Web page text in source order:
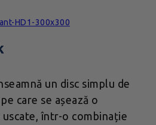
un disc simplu de
care se așează o
într-o combinație